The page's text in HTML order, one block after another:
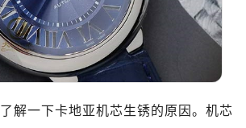
解一下卡地亚机芯生锈的原因。机芯